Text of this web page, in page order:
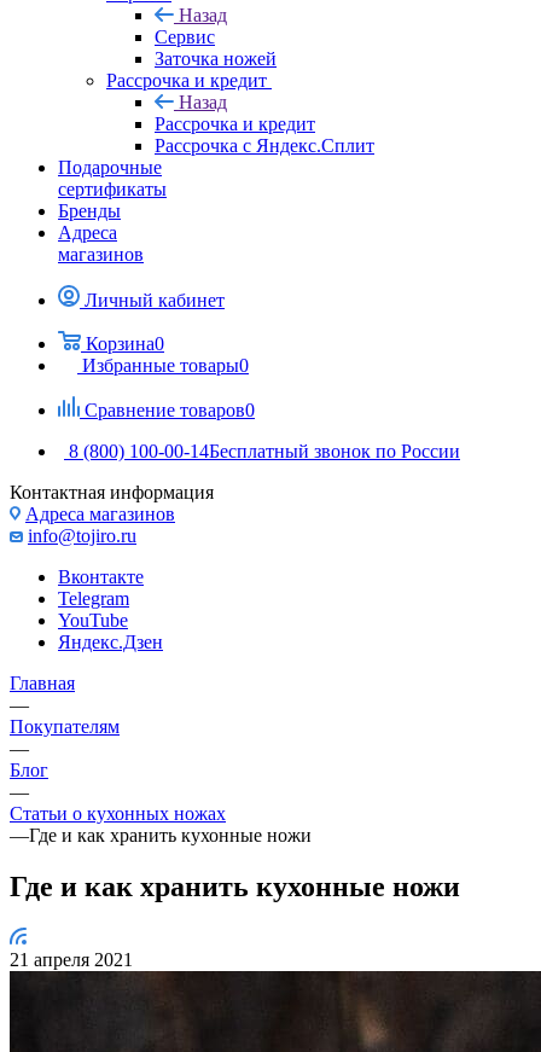
Назад
Сервис
Заточка ножей
Рассрочка и кредит
Назад
Рассрочка и кредит
Рассрочка с Яндекс.Сплит
Подарочные
сертификаты
Бренды
Адреса
магазинов
Личный кабинет
Корзина0
Избранные товары0
Сравнение товаров0
8 (800) 100-00-14Бесплатный звонок по России
Контактная информация
Адреса магазинов
info@tojiro.ru
Вконтакте
Telegram
YouTube
Яндекс.Дзен
Главная
—
Покупателям
—
Блог
—
Статьи о кухонных ножах
—Где и как хранить кухонные ножи
Где и как хранить кухонные ножи
21 апреля 2021